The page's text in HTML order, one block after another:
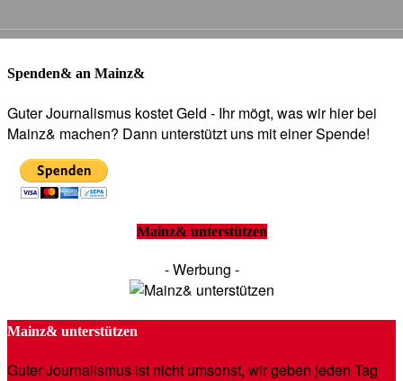
Spenden& an Mainz&
Guter Journalismus kostet Geld - Ihr mögt, was wir hier bei
Mainz& machen? Dann unterstützt uns mit einer Spende!
Mainz& unterstützen
- Werbung -
Mainz& unterstützen
Guter Journalismus ist nicht umsonst, wir geben jeden Tag